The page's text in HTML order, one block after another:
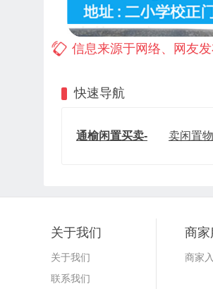
信息来源于网络、网友
快速导航
通榆闲置买卖- 卖闲置
关于我们
关于我们
联系我们
商家
商家